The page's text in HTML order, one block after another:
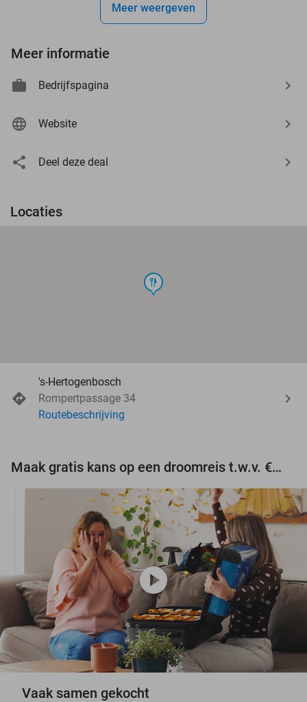
Meer weergeven
Meer informatie
Bedrijfspagina
Website
Deel deze deal
Locaties
food
's-Hertogenbosch
Rompertpassage 34
Routebeschrijving
Maak gratis kans op een droomreis t.w.v. €3.000!
play_circle
Vaak samen gekocht